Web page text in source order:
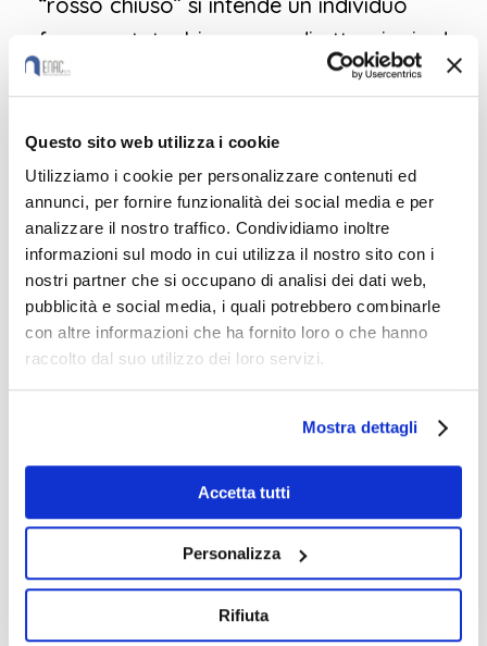
Questo sito web utilizza i cookie
Utilizziamo i cookie per personalizzare contenuti ed
annunci, per fornire funzionalità dei social media e per
analizzare il nostro traffico. Condividiamo inoltre
informazioni sul modo in cui utilizza il nostro sito con i
nostri partner che si occupano di analisi dei dati web,
pubblicità e social media, i quali potrebbero combinarle
con altre informazioni che ha fornito loro o che hanno
raccolto dal suo utilizzo dei loro servizi.
Mostra dettagli
Accetta tutti
Personalizza
Rifiuta
frammentato, bisognoso di attenzioni ed
eccessivamente emotivo. Ciò che è
rientra esclusivamente in una categoria
cromatica: siamo tutti un mix di colori in
base alla situazione in cui ci troviamo in
un dato momento.
Grazie all’apprendimento di questa
metodologia, gli studenti del
Collegesi sono mostrati più flessibili
nell’analizzare la realtà e i conflitti
L’ultima giornata di LTTA si è conclusa
con una “Outdoor learning experience”,
chiamata Walk of life, con l’obiettivo